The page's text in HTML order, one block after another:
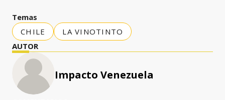
Temas
CHILE
LA VINOTINTO
AUTOR
Impacto Venezuela